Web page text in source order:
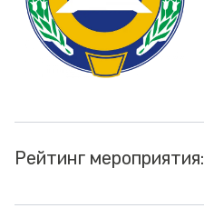
Рейтинг мероприятия: